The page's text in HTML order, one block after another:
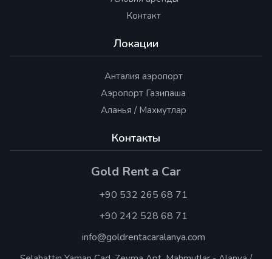
Контакт
Локации
Анталия аэропорт
Аэропорт Газипаша
Аланья / Махмутлар
Контакты
Gold Rent a Car
+90 532 265 68 71
+90 242 528 68 71
info@goldrentacaralanya.com